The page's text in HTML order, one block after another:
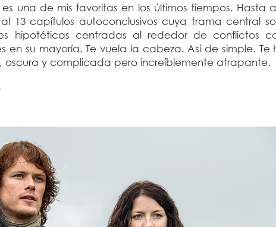
una de mis favoritas en los últimos tiempos. Hasta
13 capítulos autoconclusivos cuya trama central
hipotéticas centradas al rededor de conflictos
en su mayoría. Te vuela la cabeza. Así de simple. Te
oscura y complicada pero increíblemente atrapante.